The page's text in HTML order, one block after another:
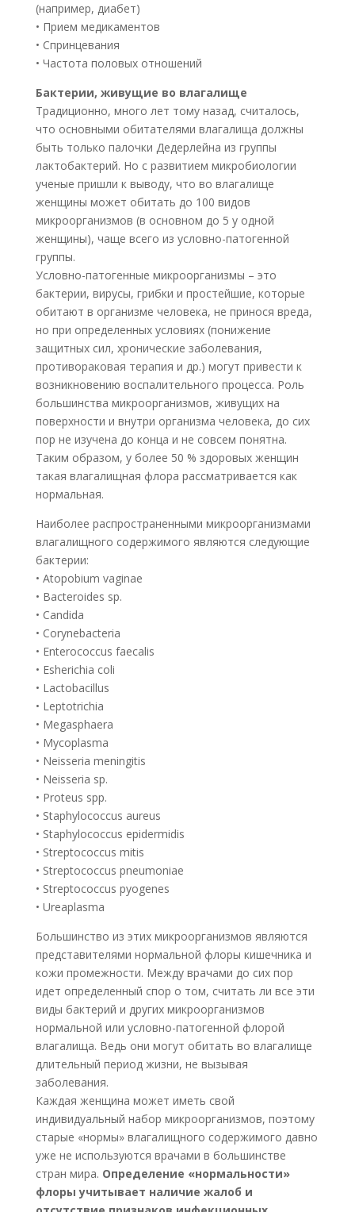
(например, диабет)
• Прием медикаментов
• Спринцевания
• Частота половых отношений
Бактерии, живущие во влагалище
Традиционно, много лет тому назад, считалось,
что основными обитателями влагалища должны
быть только палочки Дедерлейна из группы
лактобактерий. Но с развитием микробиологии
ученые пришли к выводу, что во влагалище
женщины может обитать до 100 видов
микроорганизмов (в основном до 5 у одной
женщины), чаще всего из условно-патогенной
группы.
Условно-патогенные микроорганизмы – это
бактерии, вирусы, грибки и простейшие, которые
обитают в организме человека, не принося вреда,
но при определенных условиях (понижение
защитных сил, хронические заболевания,
противораковая терапия и др.) могут привести к
возникновению воспалительного процесса. Роль
большинства микроорганизмов, живущих на
поверхности и внутри организма человека, до сих
пор не изучена до конца и не совсем понятна.
Таким образом, у более 50 % здоровых женщин
такая влагалищная флора рассматривается как
нормальная.
Наиболее распространенными микроорганизмами
влагалищного содержимого являются следующие
бактерии:
• Atopobium vaginae
• Bacteroides sp.
• Candida
• Corynebacteria
• Enterococcus faecalis
• Esherichia coli
• Lactobacillus
• Leptotrichia
• Megasphaera
• Mycoplasma
• Neisseria meningitis
• Neisseria sp.
• Proteus spp.
• Staphylococcus aureus
• Staphylococcus epidermidis
• Streptococcus mitis
• Streptococcus pneumoniae
• Streptococcus pyogenes
• Ureaplasma
Большинство из этих микроорганизмов являются
представителями нормальной флоры кишечника и
кожи промежности. Между врачами до сих пор
идет определенный спор о том, считать ли все эти
виды бактерий и других микроорганизмов
нормальной или условно-патогенной флорой
влагалища. Ведь они могут обитать во влагалище
длительный период жизни, не вызывая
заболевания.
Каждая женщина может иметь свой
индивидуальный набор микроорганизмов, поэтому
старые «нормы» влагалищного содержимого давно
уже не используются врачами в большинстве
стран мира. Определение «нормальности»
флоры учитывает наличие жалоб и